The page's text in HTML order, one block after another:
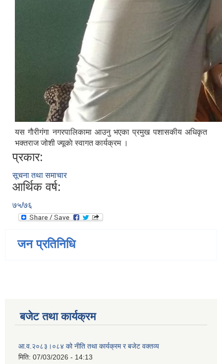
यस गाैरीगंगा नगरपालिकामा आउनु भएका प्रमुख पशासकीय अधिकृत
भक्तराज जोशी ज्यूकाे स्वागत कार्यक्रम ।
प्रकार:
सूचना तथा समाचार
आर्थिक वर्ष:
७५/७६
जन प्रतिनिधि
बजेट तथा कार्यक्रम
आ.व.२०८३।०८४ को नीति तथा कार्यक्रम र बजेट वक्तव्य
मिति: 07/03/2026 - 14:13